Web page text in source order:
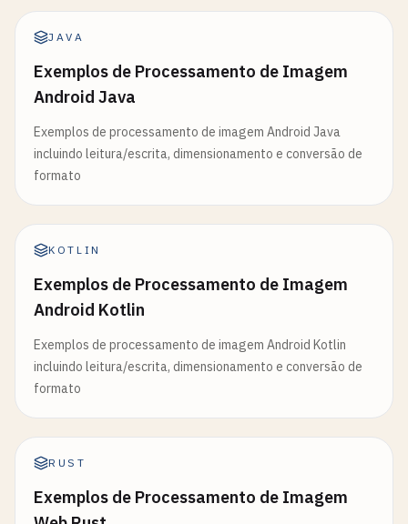
JAVA
Exemplos de Processamento de Imagem
Android Java
Exemplos de processamento de imagem Android Java
incluindo leitura/escrita, dimensionamento e conversão de
formato
KOTLIN
Exemplos de Processamento de Imagem
Android Kotlin
Exemplos de processamento de imagem Android Kotlin
incluindo leitura/escrita, dimensionamento e conversão de
formato
RUST
Exemplos de Processamento de Imagem